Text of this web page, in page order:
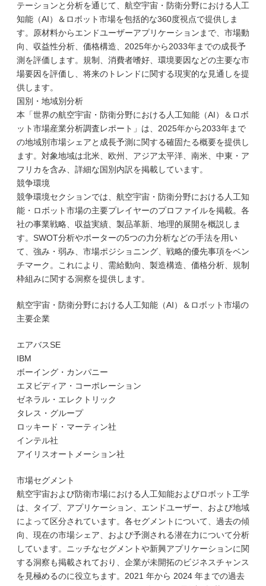
テーションと分析を通じて、航空宇宙・防衛分野における人工
知能（AI）＆ロボット市場を包括的な360度視点で提供しま
す。原材料からエンドユーザーアプリケーションまで、市場動
向、収益性分析、価格構造、2025年から2033年までの成長予
測を評価します。規制、消費者嗜好、環境要因などの主要な市
場要因を評価し、将来のトレンドに関する現実的な見通しを提
供します。
国別・地域別分析
本「世界の航空宇宙・防衛分野における人工知能（AI）＆ロボ
ット市場産業分析調査レポート」は、2025年から2033年まで
の地域別市場シェアと成長予測に関する確固たる概要を提供し
ます。対象地域は北米、欧州、アジア太平洋、南米、中東・ア
フリカを含み、詳細な国別内訳を掲載しています。
競争環境
競争環境セクションでは、航空宇宙・防衛分野における人工知
能・ロボット市場の主要プレイヤーのプロファイルを掲載。各
社の事業戦略、収益実績、製品革新、地理的展開を概説しま
す。SWOT分析やポーターの5つの力分析などの手法を用い
て、強み・弱み、市場ポジショニング、戦略的優先事項をベン
チマーク。これにより、需給動向、製造構造、価格分析、規制
枠組みに関する洞察を提供します。
航空宇宙・防衛分野における人工知能（AI）＆ロボット市場の
主要企業
エアバスSE
IBM
ボーイング・カンパニー
エヌビディア・コーポレーション
ゼネラル・エレクトリック
タレス・グループ
ロッキード・マーティン社
インテル社
アイリスオートメーション社
市場セグメント
航空宇宙および防衛市場における人工知能およびロボット工学
は、タイプ、アプリケーション、エンドユーザー、および地域
によって区分されています。各セグメントについて、過去の傾
向、現在の市場シェア、および予測される潜在力について分析
しています。ニッチなセグメントや新興アプリケーションに関
する洞察も掲載されており、企業が未開拓のビジネスチャンス
を見極めるのに役立ちます。2021 年から 2024 年までの過去